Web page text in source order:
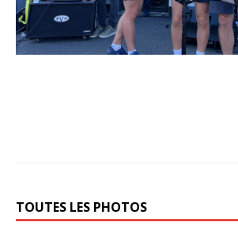
l
a
r
e
TOUTES LES PHOTOS